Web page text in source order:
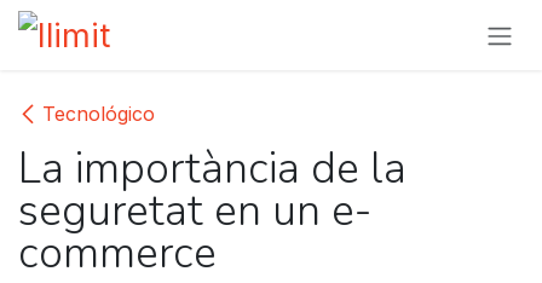
Skip to Content
Tecnológico
La importància de la
seguretat en un e-
commerce​